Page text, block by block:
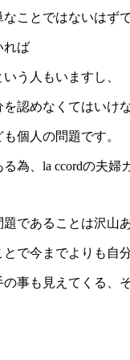
ことではないはずで
れば
う人もいますし、
認めなくてはいけ
個人の問題です。
為、la ccordの夫婦
であることは沢山
で今までよりも自
事も見えてくる、